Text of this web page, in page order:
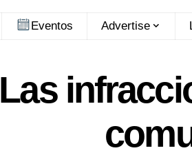
Eventos Advertise
Las